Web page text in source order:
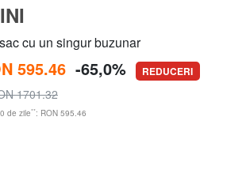
cu un singur buzunar
595.46 -65,0% REDUCERI
1701.32
de zile**: RON 595.46